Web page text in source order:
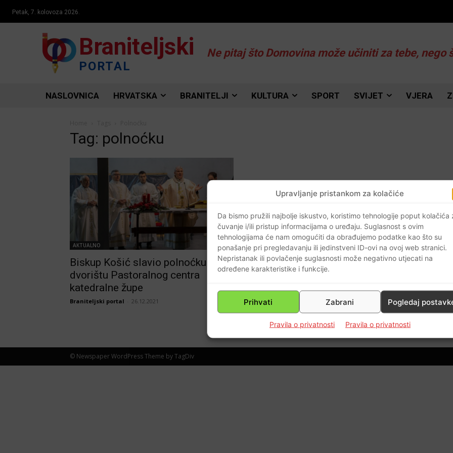
Upravljanje pristankom za kolačiće
Da bismo pružili najbolje iskustvo, koristimo tehnologije poput kolačića
čuvanje i/ili pristup informacijama o uređaju. Suglasnost s ovim
tehnologijama će nam omogućiti da obrađujemo podatke kao što su
ponašanje pri pregledavanju ili jedinstveni ID-ovi na ovoj web stranici.
Nepristanak ili povlačenje suglasnosti može negativno utjecati na
određene karakteristike i funkcije.
Prihvati Zabrani Pogledaj
Pravila o privatnosti Pravila o privatnosti
Petak, 7. kolovoza 2026.
Braniteljski
PORTAL
Ne pitaj što Domovina može učiniti za tebe, nego
NASLOVNICA HRVATSKA BRANITELJI KULTURA SPORT SVIJET VJERA
Tag: polnoćku
AKTUALNO
Biskup Košić slavio polnoćku u
dvorištu Pastoralnog centra
katedralne župe
Braniteljski portal 26.12.2021
© Newspaper WordPress Theme by TagDiv